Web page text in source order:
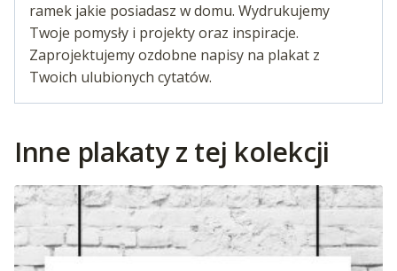
ramek jakie posiadasz w domu. Wydrukujemy
Twoje pomysły i projekty oraz inspiracje.
Zaprojektujemy ozdobne napisy na plakat z
Twoich ulubionych cytatów.
Inne plakaty z tej kolekcji